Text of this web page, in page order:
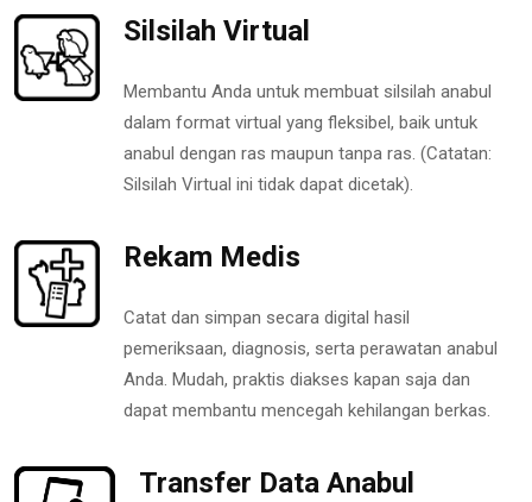
Silsilah Virtual
Membantu Anda untuk membuat silsilah anabul
dalam format virtual yang fleksibel, baik untuk
anabul dengan ras maupun tanpa ras. (Catatan:
Silsilah Virtual ini tidak dapat dicetak).
Rekam Medis
Catat dan simpan secara digital hasil
pemeriksaan, diagnosis, serta perawatan anabul
Anda. Mudah, praktis diakses kapan saja dan
dapat membantu mencegah kehilangan berkas.
Transfer Data Anabul